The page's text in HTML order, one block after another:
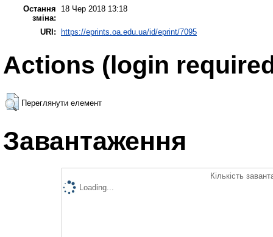
Остання
зміна:
18 Чер 2018 13:18
URI: https://eprints.oa.edu.ua/id/eprint/7095
Actions (login
Переглянути елемент
Завантаження
Кількість
Loading...